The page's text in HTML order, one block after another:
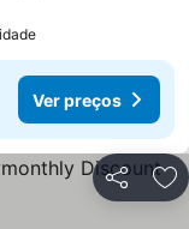
Ver preços
Partilhar